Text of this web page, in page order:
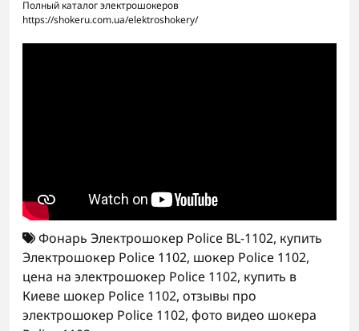
Полный каталог электрошокеров
https://shokeru.com.ua/elektroshokery/
Фонарь Электрошокер Police BL-1102, купить
Электрошокер Police 1102, шокер Police 1102,
цена на электрошокер Police 1102, купить в
Киеве шокер Police 1102, отзывы про
электрошокер Police 1102, фото видео шокера